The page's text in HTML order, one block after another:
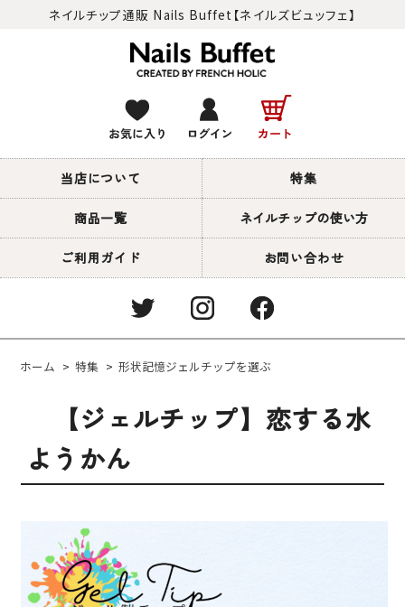
ネイルチップ通販 Nails Buffet【ネイルズビュッフェ】
当店について 特集
商品一覧 ネイルチップの使い方
ご利用ガイド お問い合わせ
ホーム > 特集 > 形状記憶ジェルチップを選ぶ
【ジェルチップ】恋する水
ようかん